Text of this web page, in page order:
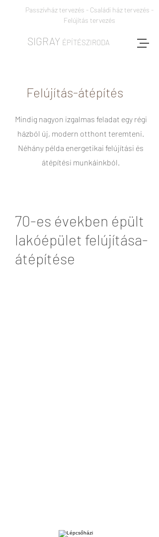
SIGRAY ÉPÍTÉSZIRODA
Passzívház tervezés - Családi ház tervezés -
Felújítás tervezés
Mindig nagyon izgalmas feladat egy régi
házból új, modern otthont teremteni.
Néhány példa energetikai felújítási és
átépítési munkáinkból.
Felújítás-átépítés
70-es években épült
lakóépület felújítása-
átépítése